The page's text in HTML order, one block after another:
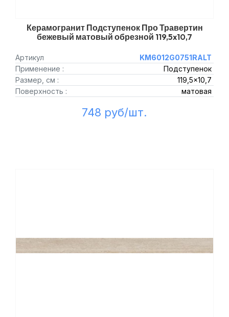
Керамогранит Подступенок Про Травертин
бежевый матовый обрезной 119,5x10,7
Артикул
KM6012G0751RALT
Применение :
Подступенок
Размер, см :
119,5x10,7
Поверхность :
матовая
748 руб/шт.